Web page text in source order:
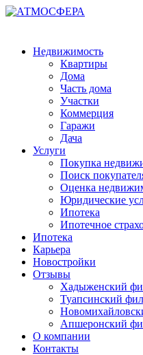
Недвижимость
Квартиры
Дома
Часть дома
Участки
Коммерция
Гаражи
Дача
Услуги
Покупка
Поиск
Оценка
Юридические
Ипотека
Ипотечное
Ипотека
Карьера
Новостройки
Отзывы
Хадыженский
Туапсинский
Апшеронский
О компании
Контакты